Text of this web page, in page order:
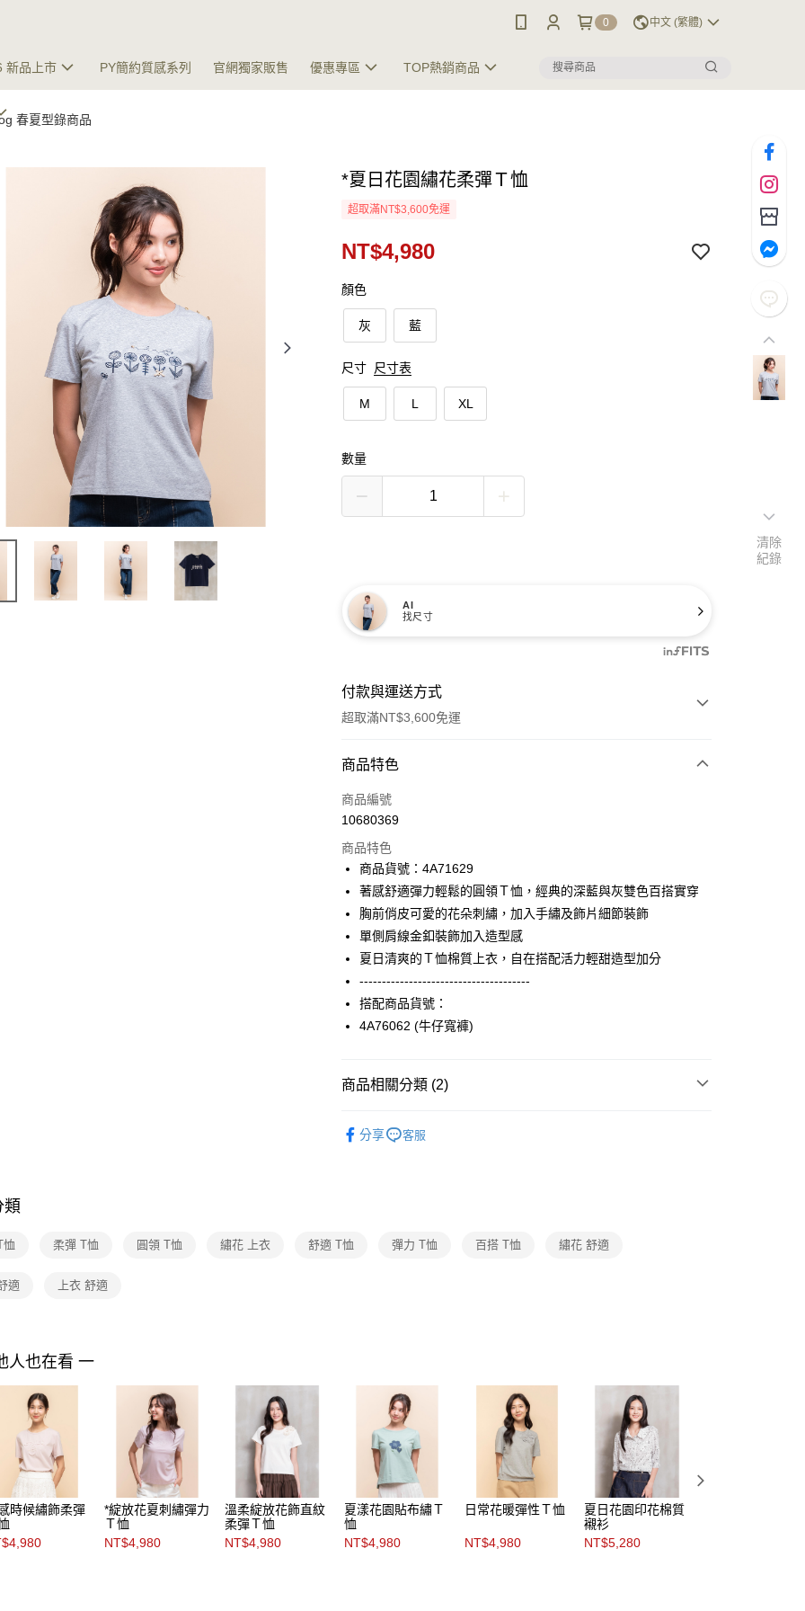
0 中文 (繁體)
新品上市 PY簡約質感系列 官網獨家販售 優惠專區 TOP熱銷商品
春夏型錄商品
*夏日花園繡花柔彈Ｔ恤
超取滿NT$3,600免運
NT$4,980
顏色
灰 藍
尺寸 尺寸表
M L XL
數量
AI
找尺寸
付款與運送方式
超取滿NT$3,600免運
付款方式
信用卡一次付款
3 期 0 利率 每期
合作金庫商業銀行
第一商業銀行
華南商業銀行
彰化商業銀行
國泰世華商業銀行
臺灣中小企業銀行
台中商業銀行
匯豐（台灣）商業銀行
聯邦商業銀行
元大商業銀行
台灣樂天信用卡公司
超商取貨付款
Apple Pay
AFTEE先享後付
AFTEE先享後付是「在收到商品之後才付款」的支付方式。 讓您購物簡單
２．便利：只要手機號碼，簡訊認證，即可結帳。
３．安心：先確認商品／服務後，再付款。
３．收到繳費通知簡訊後14天內，點擊此簡訊中的連結，可透過四大超商
【注意事項】
１．透過由恩沛科技股份有限公司提供之「AFTEE先享後付」服務完成之
交易，需依本服務之必要範圍內提供個人資料，並將交易相關給付款項請
求債權轉讓予恩沛科技股份有限公司。
２．關於個人資料處理事宜，請瀏覽以下網址：
https://aftee.tw/terms/#terms3
３．未成年的使用者請事先徵得法定代理人或監護人之同意方可使用
「AFTEE先享後付」，若未經同意申辦者引起之損失，本公司不負相關責
任。
４．使用「AFTEE先享後付」時，將依據個別帳號之用戶狀況，依本公司
即時審查核予不同之上限額度；若仍有額度不足之情形，本公司將視審查
ATM付款
運送方式
每筆NT$90，滿NT$3,600(含以上)免運費
黑貓宅配
每筆NT$90，滿NT$3,600(含以上)免運費
離島宅配 (蘭嶼恕不配送)
每筆NT$200，滿NT$8,000(含以上)免運費
付款後門市自取
免運費
商品特色
商品編號
10680369
商品特色
商品貨號：4A71629
著感舒適彈力輕鬆的圓領Ｔ恤，經典的深藍與灰雙色百搭實穿
胸前俏皮可愛的花朵刺繡，加入手繡及飾片細節裝飾
單側肩線金釦裝飾加入造型感
夏日清爽的Ｔ恤棉質上衣，自在搭配活力輕甜造型加分
--------------------------------------
搭配商品貨號：
4A76062 (牛仔寬褲)
商品相關分類 (2)
品 分享 客服
類
恤 柔彈 T恤 圓領 T恤 繡花 上衣 舒適 T恤 彈力 T恤 百搭 T恤 繡花 舒適
適 上衣 舒適
人也在看 一
時候繡飾柔彈
*綻放花夏刺繡彈力
Ｔ恤
NT$4,980
溫柔綻放花飾直紋
柔彈Ｔ恤
NT$4,980
夏漾花園貼布繡Ｔ
恤
NT$4,980
日常花暖彈性Ｔ恤
NT$4,980
夏日花園印花棉質
襯衫
NT$5,280
清除
紀錄